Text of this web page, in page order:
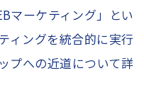
マーケティング」とい
ィングを統合的に実行
プへの近道について詳